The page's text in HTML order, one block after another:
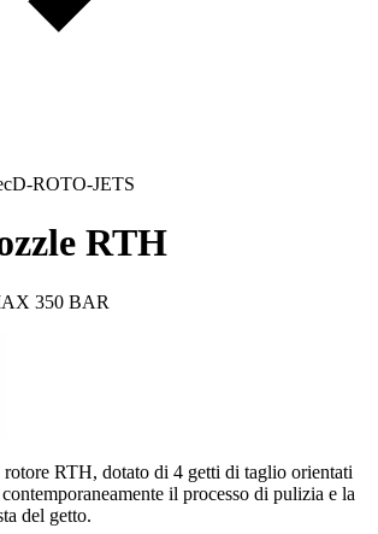
D-ROTO-JETS
RTH
350 BAR
RTH, dotato di 4 getti di taglio orientati
il processo di pulizia e la
del getto.